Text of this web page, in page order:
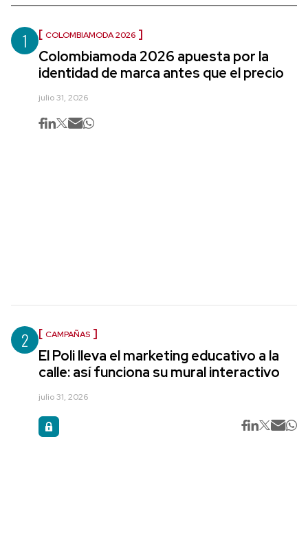
1 COLOMBIAMODA 2026
Colombiamoda 2026 apuesta por la
identidad de marca antes que el precio
julio 31, 2026
2 CAMPAÑAS
El Poli lleva el marketing educativo a la
calle: así funciona su mural interactivo
julio 31, 2026